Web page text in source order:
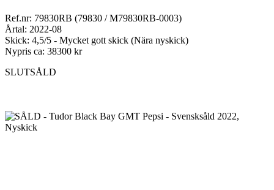
Ref.nr: 79830RB (79830 / M79830RB-0003)
Årtal: 2022-08
Skick: 4,5/5 - Mycket gott skick (Nära nyskick)
Nypris ca: 38300 kr
SLUTSÅLD